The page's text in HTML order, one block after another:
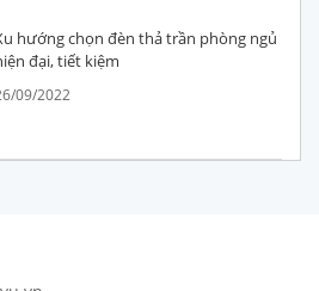
hướng chọn đèn thả trần phòng ngủ
đại, tiết kiệm
09/2022